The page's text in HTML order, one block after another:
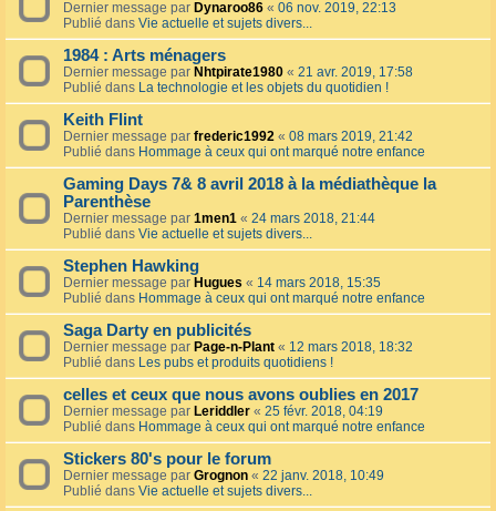
Dernier message par Dynaroo86 « 06 nov. 2019, 22:13
Publié dans Vie actuelle et sujets divers...
1984 : Arts ménagers
Dernier message par Nhtpirate1980 « 21 avr. 2019, 17:58
Publié dans La technologie et les objets du quotidien !
Keith Flint
Dernier message par frederic1992 « 08 mars 2019, 21:42
Publié dans Hommage à ceux qui ont marqué notre enfance
Gaming Days 7& 8 avril 2018 à la médiathèque la
Parenthèse
Dernier message par 1men1 « 24 mars 2018, 21:44
Publié dans Vie actuelle et sujets divers...
Stephen Hawking
Dernier message par Hugues « 14 mars 2018, 15:35
Publié dans Hommage à ceux qui ont marqué notre enfance
Saga Darty en publicités
Dernier message par Page-n-Plant « 12 mars 2018, 18:32
Publié dans Les pubs et produits quotidiens !
celles et ceux que nous avons oublies en 2017
Dernier message par Leriddler « 25 févr. 2018, 04:19
Publié dans Hommage à ceux qui ont marqué notre enfance
Stickers 80's pour le forum
Dernier message par Grognon « 22 janv. 2018, 10:49
Publié dans Vie actuelle et sujets divers...